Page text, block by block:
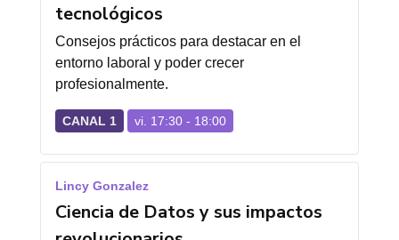
tecnológicos
Consejos prácticos para destacar en el
entorno laboral y poder crecer
profesionalmente.
CANAL 1 vi. 17:30 - 18:00
Lincy Gonzalez
Ciencia de Datos y sus impactos